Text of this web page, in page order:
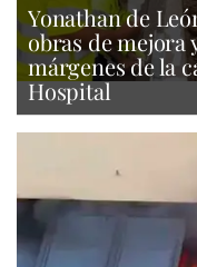
Yonathan de
obras de mejora
márgenes de la
Hospital